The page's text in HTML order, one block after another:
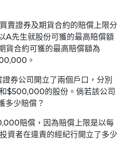
賣證券及期貨合約的賠償上限分
A先生就股份可獲的最高賠償額
合約可獲的最高賠償額為
。
券公司開立了兩個戶口，分別
$500,000的股份。倘若該公司
多少賠償？
賠償，因為賠償上限是以每
資者在違責的經紀行開立了多少